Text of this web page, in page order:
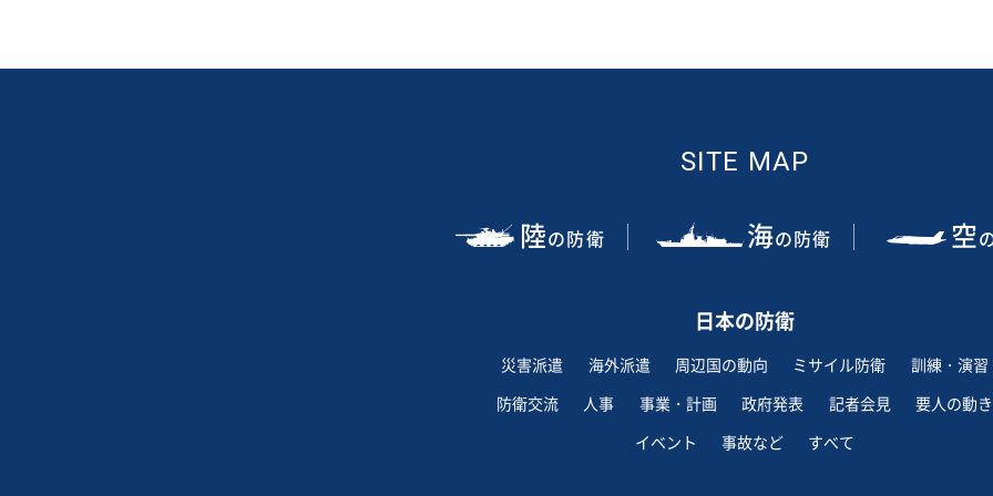
SITE MAP
陸の防衛 海の防衛 空
日本の防衛
災害派遣 海外派遣 周辺国の動向 ミサイル防衛
訓練・演習
防衛交流
人事 事業・計画 政府発表 記者会見
要人の動き
イベント
事故など すべて